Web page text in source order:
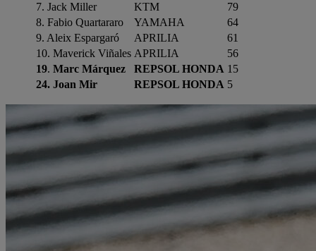
7. Jack Miller KTM
79
8. Fabio Quartararo
YAMAHA
64
9. Aleix Espargaró
APRILIA
61
10. Maverick Viñales APRILIA
56
19. Marc Márquez REPSOL HONDA 15
24. Joan Mir
REPSOL HONDA 5